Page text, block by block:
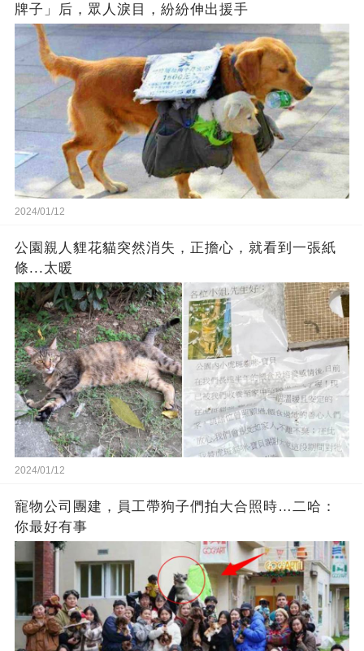
牌子」后，眾人淚目，紛紛伸出援手
2024/01/12
公園親人貍花貓突然消失，正擔心，就看到一張紙
條...太暖
2024/01/12
寵物公司團建，員工帶狗子們拍大合照時…二哈：
你最好有事